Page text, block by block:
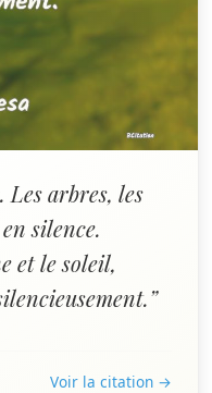
Les arbres, les
silence.
et le soleil,
Voir la citation →